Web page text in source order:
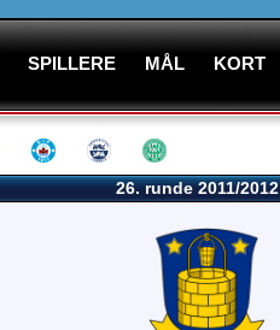
SPILLERE MÅL KORT
26. runde 2011/2012